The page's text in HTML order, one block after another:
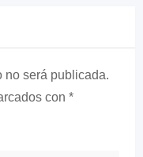
no será publicada.
con *